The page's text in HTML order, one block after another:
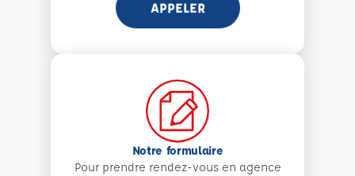
APPELER
Notre formulaire
Pour prendre rendez-vous en agence